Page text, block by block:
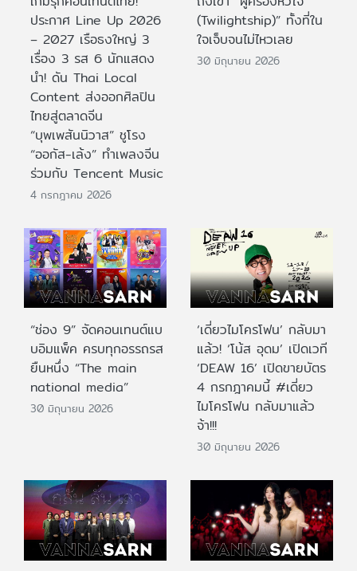
ประกาศ Line Up 2026
– 2027 เรือธงใหญ่ 3
เรื่อง 3 รส 6 นักแสดง
นำ! ดัน Thai Local
Content ส่งออกศิลปิน
ไทยสู่ตลาดจีน
“บุพเพสันนิวาส” ชูโรง
“ออกัส-เล้ง” ทำเพลงจีน
ร่วมกับ Tencent Music
4 กรกฎาคม 2026
(Twilightship)” ทั้งที่ใน
ใจเจ็บจนไม่ไหวเลย
30 มิถุนายน 2026
“ช่อง 9” จัดคอนเทนต์แบ
บอิมแพ็ค ครบทุกอรรถรส
ยืนหนึ่ง “The main
national media”
30 มิถุนายน 2026
‘เดี่ยวไมโครโฟน’ กลับมา
แล้ว! ‘โน้ส อุดม’ เปิดเวที
‘DEAW 16’ เปิดขายบัตร
4 กรกฎาคมนี้ #เดี่ยว
ไมโครโฟน กลับมาแล้ว
จ้า!!!
30 มิถุนายน 2026